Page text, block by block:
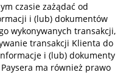
czasie zażądać od
i (lub) dokumentów
wykonywanych transakcji,
transakcji Klienta do
i (lub) dokumenty
ma również prawo